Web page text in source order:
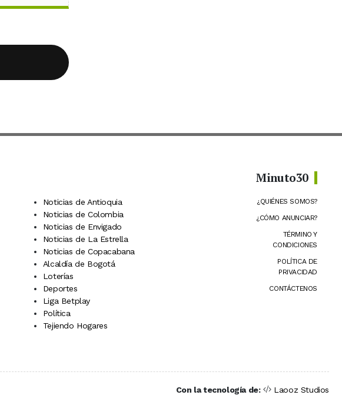
Noticias de Antioquia
Noticias de Colombia
Noticias de Envigado
Noticias de La Estrella
Noticias de Copacabana
Alcaldía de Bogotá
Loterías
Deportes
Liga Betplay
Política
Tejiendo Hogares
Minuto30
¿QUIÉNES SOMOS?
¿CÓMO ANUNCIAR?
TÉRMINO Y
CONDICIONES
POLÍTICA DE
PRIVACIDAD
CONTÁCTENOS
Con la tecnología de: Laooz Studios